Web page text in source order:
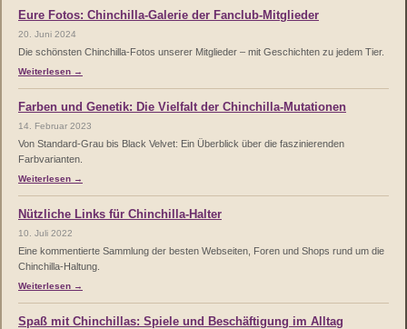
Eure Fotos: Chinchilla-Galerie der Fanclub-Mitglieder
20. Juni 2024
Die schönsten Chinchilla-Fotos unserer Mitglieder – mit Geschichten zu jedem Tier.
Weiterlesen →
Farben und Genetik: Die Vielfalt der Chinchilla-Mutationen
14. Februar 2023
Von Standard-Grau bis Black Velvet: Ein Überblick über die faszinierenden
Farbvarianten.
Weiterlesen →
Nützliche Links für Chinchilla-Halter
10. Juli 2022
Eine kommentierte Sammlung der besten Webseiten, Foren und Shops rund um die
Chinchilla-Haltung.
Weiterlesen →
Spaß mit Chinchillas: Spiele und Beschäftigung im Alltag